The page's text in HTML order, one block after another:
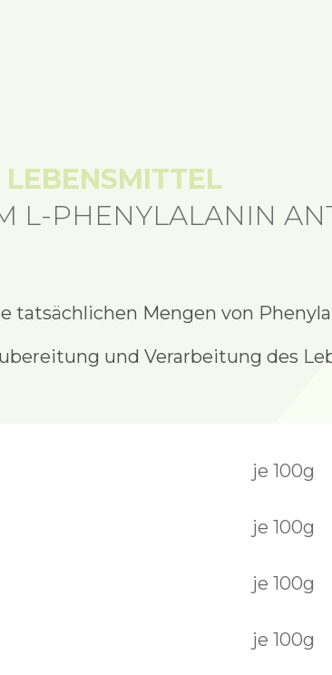
LEBENSMITTEL
L-PHENYLALANIN
tatsächlichen Mengen von
und Verarbeitung des
je 100g
je 100g
je 100g
je 100g